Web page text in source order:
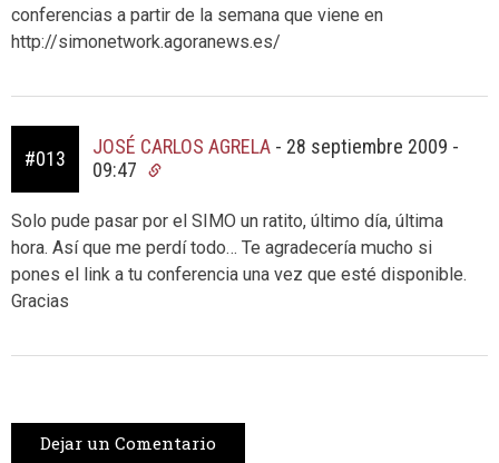
conferencias a partir de la semana que viene en
http://simonetwork.agoranews.es/
#013
JOSÉ CARLOS AGRELA - 28 septiembre 2009 -
09:47
Solo pude pasar por el SIMO un ratito, último día, última
hora. Así que me perdí todo… Te agradecería mucho si
pones el link a tu conferencia una vez que esté disponible.
Gracias
Dejar un Comentario